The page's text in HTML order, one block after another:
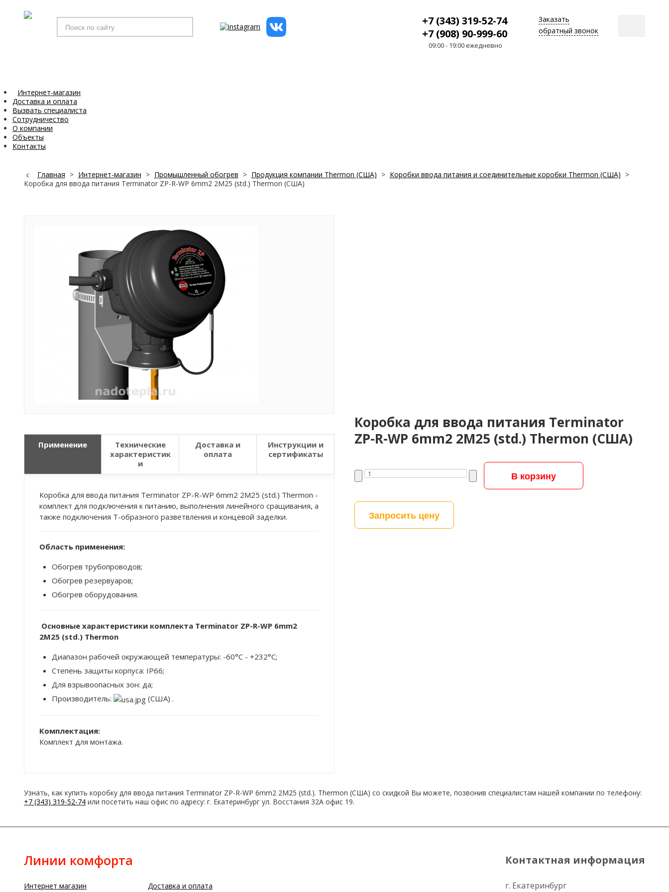
Заказать
обратный звонок
+7 (343) 319-52-74
+7 (908) 90-999-60
09:00 - 19:00 ежедневно
Интернет-магазин
Доставка и оплата
Вызвать специалиста
Сотрудничество
О компании
Объекты
Контакты
Главная > Интернет-магазин > Промышленный обогрев > Продукция компании Thermon (США) > Коробки ввода питания и соединительные коробки Thermon (США) >
Коробка для ввода питания Terminator ZP-R-WP 6mm2 2M25 (std.) Thermon (США)
Коробка для ввода питания Terminator
ZP-R-WP 6mm2 2M25 (std.) Thermon (США)
Запросить цену
Применение
Технические
характеристик
и
Доставка и
оплата
Инструкции и
сертификаты
Коробка для ввода питания Terminator ZP-R-WP 6mm2 2M25 (std.) Thermon -
комплект для подключения к питанию, выполнения линейного сращивания, а
также подключения T-образного разветвления и концевой заделки.
Область применения:
Обогрев трубопроводов;
Обогрев резервуаров;
Обогрев оборудования.
Основные характеристики комплекта Terminator ZP-R-WP 6mm2
2M25 (std.) Thermon
Диапазон рабочей окружающей температуры: -60°С - +232°С;
Степень защиты корпуса: IP66;
Для взрывоопасных зон: да;
Производитель:
(США) .
Комплектация:
Комплект для монтажа.
Узнать, как купить коробку для ввода питания Terminator ZP-R-WP 6mm2 2M25 (std.). Thermon (США) со скидкой Вы можете, позвонив специалистам нашей компании по телефону:
+7 (343) 319-52-74 или посетить наш офис по адресу: г. Екатеринбург ул. Восстания 32А офис 19.
Линии комфорта
Интернет магазин Доставка и оплата
Контактная информация
г. Екатеринбург